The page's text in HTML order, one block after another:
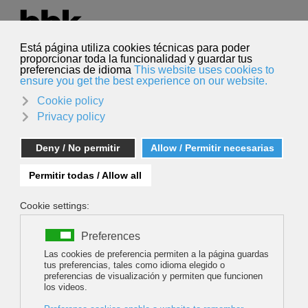
Seleccione su idioma
Español
Buscar
BYĆ KOBIETĄ W HIMALAJACH (TO BE A